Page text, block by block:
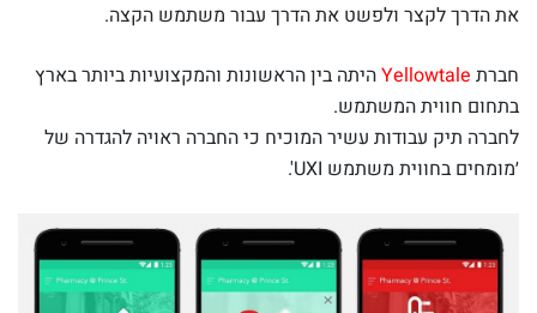
את הדרך לקצר ולפשט את הדרך עבור משתמש הקצה.
חברת Yellowtaleהיתה בין הראשונות והמקצועיות ביותר בארץ
בתחום חווית המשתמש.
לחברה תיק עבודות עשיר המוכיח כי החברה ראויה להגדרה של
׳מומחים בחווית משתמש UXI'.